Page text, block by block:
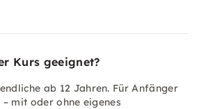
Kurs geeignet?
ab 12 Jahren. Für Anfänger
mit oder ohne eigenes